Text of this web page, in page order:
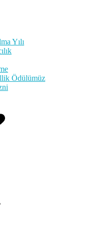
Yılı
Ödülümüz